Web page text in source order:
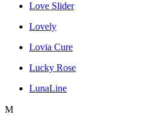
Love Slider
Lovely
Lovia Cure
Lucky Rose
LunaLine
M